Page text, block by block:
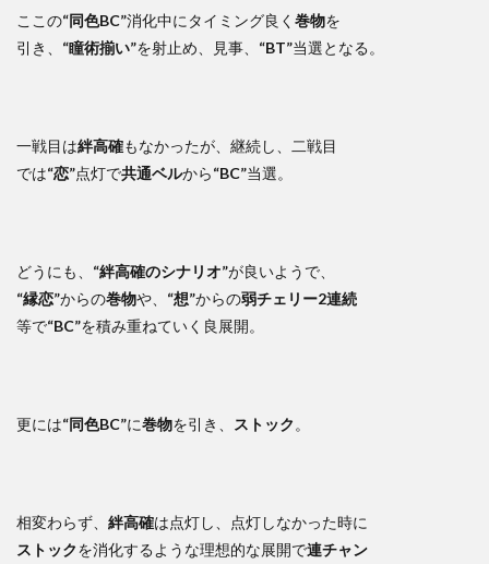
ここの“同色BC”消化中にタイミング良く 巻物を
引き、 “瞳術揃い”を射止め、見事、 “BT”当選となる。
一戦目は絆高確もなかったが、継続し、二戦目
では“恋”点灯で共通ベルから“BC”当選。
どうにも、 “絆高確のシナリオ”が良いようで、
“縁恋”からの巻物や、 “想”からの弱チェリー2連続
等で“BC”を積み重ねていく良展開。
更には“同色BC”に巻物を引き、 ストック 。
相変わらず、 絆高確は点灯し、点灯しなかった時に
ストックを消化するような理想的な展開で連チャン